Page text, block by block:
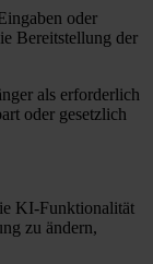
oder
Bereitstellung der
als erforderlich
oder gesetzlich
KI-Funktionalität
zu ändern,